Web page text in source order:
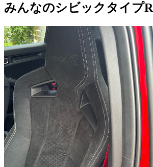
みんなのシビックタイプR